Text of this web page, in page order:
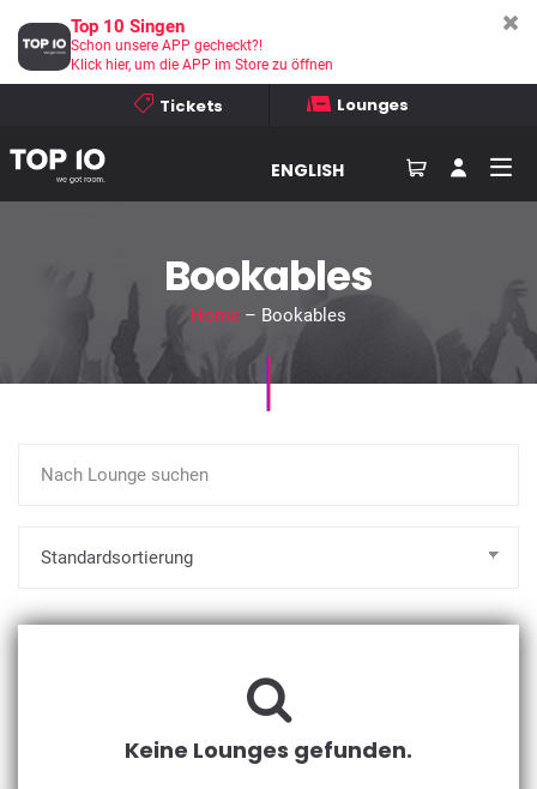
Tickets Lounges
ENGLISH
Bookables
Home– Bookables
Keine Lounges gefunden.
Top 10 Singen
Schon unsere APP gecheckt?!
Klick hier, um die APP im Store zu öffnen